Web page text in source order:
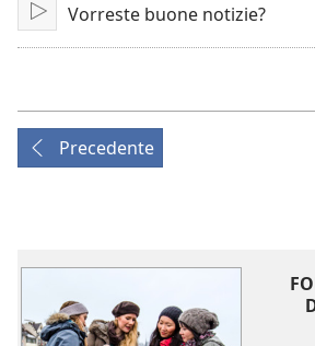
PlayVorreste buone notizie?
Precedente